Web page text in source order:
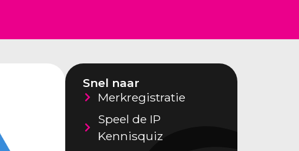
Snel naar
Merkregistratie
Speel de IP
Kennisquiz